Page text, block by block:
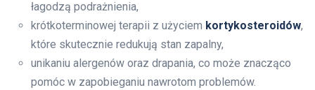
łagodzą podrażnienia,
krótkoterminowej terapii z użyciem kortykosteroidów,
które skutecznie redukują stan zapalny,
unikaniu alergenów oraz drapania, co może znacząco
pomóc w zapobieganiu nawrotom problemów.